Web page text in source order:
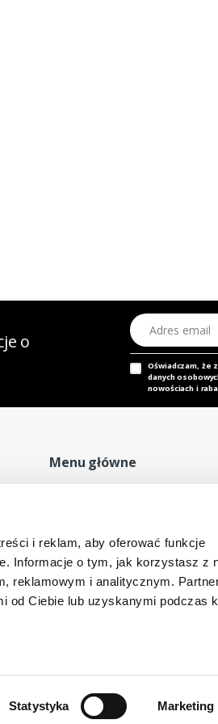
i reklam, aby oferować funkcje
Informacje o tym, jak korzystasz z
reklamowym i analitycznym.
od Ciebie lub uzyskanymi podczas
Statystyka Marketing
o
Adres email
Oświadczam, że
danych
nowościach i
Menu główne
Moje konto
Promocje
Kontakt